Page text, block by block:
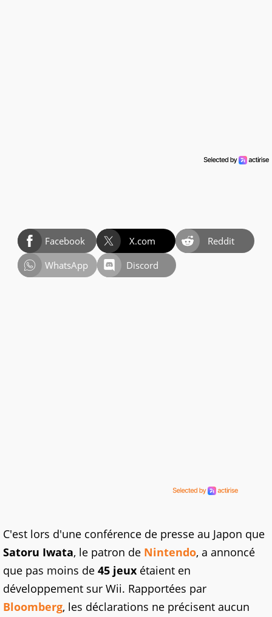
Facebook X.com
Reddit
WhatsApp
Discord
C'est lors d'une conférence de presse au Japon que
Satoru Iwata, le patron de Nintendo, a annoncé
que pas moins de 45 jeux étaient en
développement sur Wii. Rapportées par
Bloomberg, les déclarations ne précisent aucun